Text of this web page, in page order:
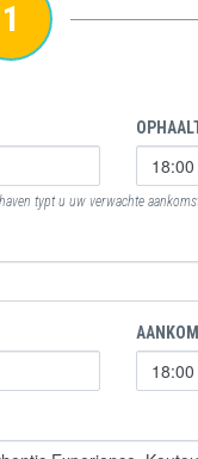
1
typt u uw verwachte